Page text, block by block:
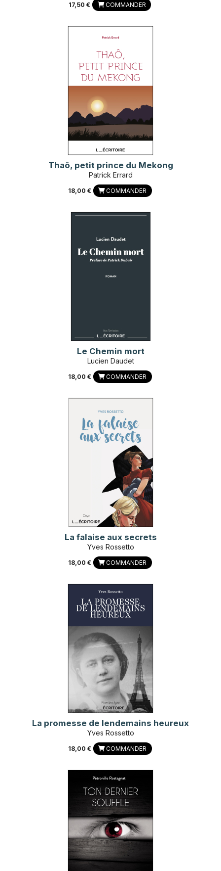
17,50 € COMMANDER
Thaô, petit prince du Mekong
Patrick Errard
18,00 € COMMANDER
Le Chemin mort
Lucien Daudet
18,00 € COMMANDER
La falaise aux secrets
Yves Rossetto
18,00 € COMMANDER
La promesse de lendemains heureux
Yves Rossetto
18,00 € COMMANDER